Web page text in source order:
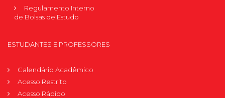
Regulamento Interno
de Bolsas de Estudo
ESTUDANTES E PROFESSORES
Calendário Acadêmico
Acesso Restrito
Acesso Rápido